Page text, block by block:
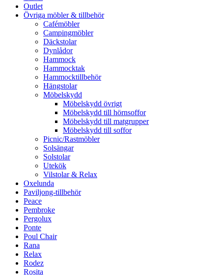
Outlet
Övriga möbler & tillbehör
Cafémöbler
Campingmöbler
Däckstolar
Dynlådor
Hammock
Hammocktak
Hammocktillbehör
Hängstolar
Möbelskydd
Möbelskydd övrigt
Möbelskydd till hörnsoffor
Möbelskydd till matgrupper
Möbelskydd till soffor
Picnic/Rastmöbler
Solsängar
Solstolar
Utekök
Vilstolar & Relax
Oxelunda
Paviljong-tillbehör
Peace
Pembroke
Pergolux
Ponte
Poul Chair
Rana
Relax
Rodez
Rosita